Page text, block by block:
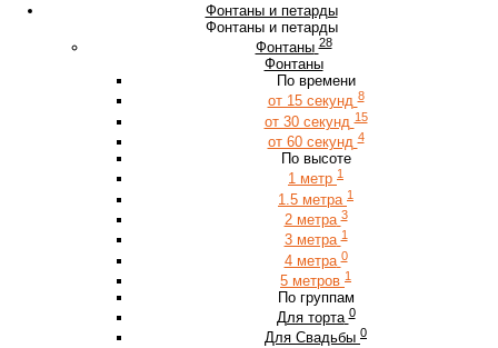
Фонтаны и петарды
Фонтаны и петарды
Фонтаны 28
Фонтаны
По времени
от 15 секунд 8
от 30 секунд 15
от 60 секунд 4
По высоте
1 метр 1
1.5 метра 1
2 метра 3
3 метра 1
4 метра 0
5 метров 1
По группам
Для торта 0
Для Свадьбы 0